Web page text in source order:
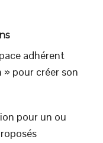
adhérent
pour créer son
pour un ou